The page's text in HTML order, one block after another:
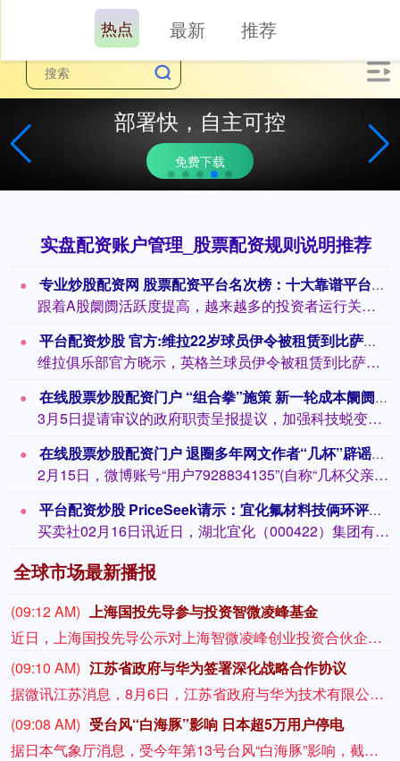
部署快，自主可控
免费下载
实盘配资账户管理_股票配资规则说明推荐
专业炒股配资网 股票配资平台名次榜：十大靠谱平台保举
跟着A股阛阓活跃度提高，越来越多的投资者运行关注股票配资这一器具。但是，靠近阛阓...
平台配资炒股 官方:维拉22岁球员伊令被租赁到比萨至赛季适度
维拉俱乐部官方晓示，英格兰球员伊令被租赁到比萨。 当地时分本周一，维拉在俱乐部官...
在线股票炒股配资门户 “组合拳”施策 新一轮成本阛阓改进加足马力
3月5日提请审议的政府职责呈报提议，加强科技蜕变全链条全人命周期金融服务，对关节...
在线股票炒股配资门户 退圈多年网文作者“几杯”辟谣死一火：但愿新的一年清净无虞，攻讦账号现在已苦求自行关闭
2月15日，微博账号“用户7928834135”(自称“几杯父亲”)发布讣告称：...
平台配资炒股 PriceSeek请示：宜化氟材料技俩环评触及商品分析
买卖社02月16日讯近日，湖北宜化（000422）集团有限拖累公司高端氟材料一体...
全球市场最新播报
(09:12 AM) 上海国投先导参与投资智微凌峰基金
近日，上海国投先导公示对上海智微凌峰创业投资合伙企业（有限合伙）（简称“智微凌峰基金”）的投资。该基金由智微资本担任管理人，目标规模30亿元。LP阵容汇聚中微公司、澜起科技等半导体龙头的旗下平台，工业X射线检测领域企业日联科技的子公司，以及地方国资平台，形成“产业资本+国有资本”的深度联合。智微凌峰基金以半导体设备、零部件、材料及先进封装等集成电路核心环节为主攻方向，重点挖掘“卡脖子”领域的“隐形冠军”。
(09:10 AM) 江苏省政府与华为签署深化战略合作协议
据微讯江苏消息，8月6日，江苏省政府与华为技术有限公司在南京签署深化战略合作协议。根据协议，双方将协同推进人工智能公共算力中心、城市公共云、数据基础设施、人工智能赋能科学研究及社会治理等重点领域建设，并在鸿蒙PC产业和国产化计算产业创新、开源鸿蒙产业和生态构建、数智专业人才培育等方面深化合作，共同打造“人工智能+”创新策源地与产业新高地。
(09:08 AM) 受台风“白海豚”影响 日本超5万用户停电
据日本气象厅消息，受今年第13号台风“白海豚”影响，截至8日，该国已有超5万用户停电。据日本九州电力公司消息，受台风影响，截至8日6时，奄美地区约有4.2万用户停电。另据冲绳电力公司消息，截至8日上午5时，冲绳地区共有超过13000用户停电。
热点 最新 推荐